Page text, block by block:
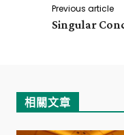
Previous article
Singular
相關文章